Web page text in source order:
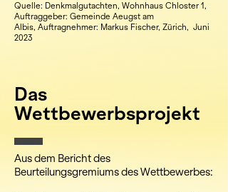
Quelle: Denkmalgutachten, Wohnhaus Chloster 1,
Auftraggeber: Gemeinde Aeugst am
Albis, Auftragnehmer: Markus Fischer, Zürich, Juni
2023
Das
Wettbewerbsprojekt
Aus dem Bericht des
Beurteilungsgremiums des Wettbewerbes: